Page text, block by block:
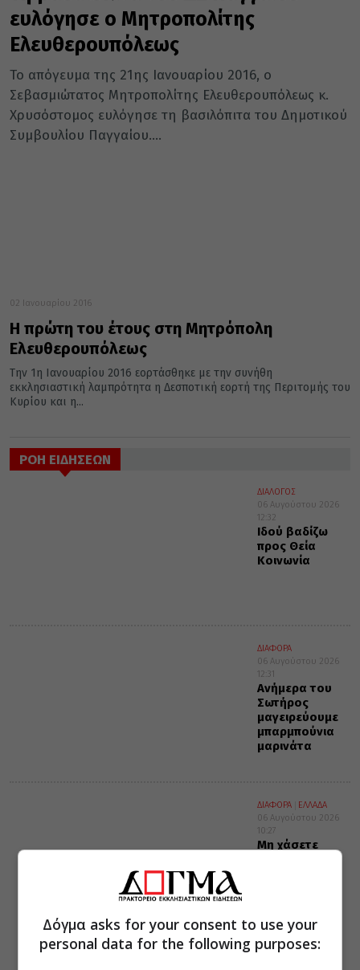
ευλόγησε ο Μητροπολίτης
Ελευθερουπόλεως
Το απόγευμα της 21ης Ιανουαρίου 2016, ο
Σεβασμιώτατος Μητροπολίτης Ελευθερουπόλεως κ.
Χρυσόστομος ευλόγησε τη βασιλόπιτα του Δημοτικού
Συμβουλίου Παγγαίου....
02 Ιανουαρίου 2016
Η πρώτη του έτους στη Μητρόπολη
Ελευθερουπόλεως
Την 1η Ιανουαρίου 2016 εορτάσθηκε με την συνήθη
εκκλησιαστική λαμπρότητα η Δεσποτική εορτή της Περιτομής του
Κυρίου και η...
ΡΟΗ ΕΙΔΗΣΕΩΝ
ΔΙΑΛΟΓΟΣ
06 Αυγούστου 2026
12:32
Ιδού βαδίζω
προς Θεία
Κοινωνία
ΔΙΑΦΟΡΑ
06 Αυγούστου 2026
12:31
Ανήμερα του
Σωτήρος
μαγειρεύουμε
μπαρμπούνια
μαρινάτα
ΔΙΑΦΟΡΑ
ΕΛΛΑΔΑ
06 Αυγούστου 2026
10:27
Μη χάσετε
Δόγμα asks for your consent to use your
personal data for the following purposes: